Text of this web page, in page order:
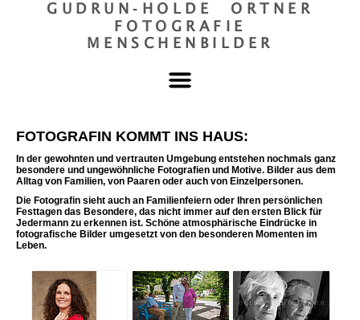
GUDRUN‐HOLDE ORTNER
FOTOGRAFIE
MENSCHENBILDER
FOTOGRAFIN KOMMT INS HAUS:
In der gewohnten und vertrauten Umgebung entstehen nochmals ganz
besondere und ungewöhnliche Fotografien und Motive. Bilder aus dem
Alltag von Familien, von Paaren oder auch von Einzelpersonen.
Die Fotografin sieht auch an Familienfeiern oder Ihren persönlichen
Festtagen das Besondere, das nicht immer auf den ersten Blick für
Jedermann zu erkennen ist. Schöne atmosphärische Eindrücke in
fotografische Bilder umgesetzt von den besonderen Momenten im
Leben.